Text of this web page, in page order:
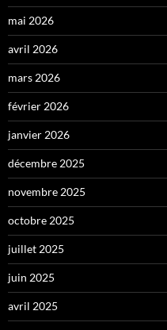
mai 2026
avril 2026
mars 2026
février 2026
janvier 2026
décembre 2025
novembre 2025
octobre 2025
juillet 2025
juin 2025
avril 2025